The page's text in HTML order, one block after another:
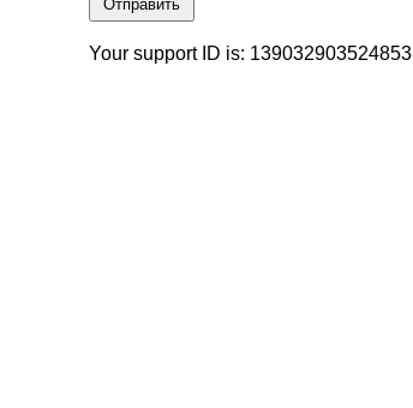
Отправить
Your support ID is: